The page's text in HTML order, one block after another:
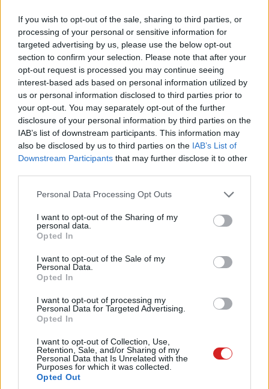
If you wish to opt-out of the sale, sharing to third parties, or
processing of your personal or sensitive information for
targeted advertising by us, please use the below opt-out
section to confirm your selection. Please note that after your
opt-out request is processed you may continue seeing
interest-based ads based on personal information utilized by
us or personal information disclosed to third parties prior to
your opt-out. You may separately opt-out of the further
disclosure of your personal information by third parties on the
IAB’s list of downstream participants. This information may
also be disclosed by us to third parties on the IAB’s List of
Downstream Participants that may further disclose it to other
Please note that this website/app uses one or more Google
not limited to your visit or usage behaviour. You may click to
grant or deny consent to Google and its third-party tags to
use your data for below specified purposes in below Google
consent section.
Personal Data Processing Opt Outs
I want to opt-out of the Sharing of my
personal data.
Opted In
I want to opt-out of the Sale of my
Personal Data.
Opted In
I want to opt-out of processing my
Personal Data for Targeted Advertising.
Opted In
I want to opt-out of Collection, Use,
Retention, Sale, and/or Sharing of my
Personal Data that Is Unrelated with the
Purposes for which it was collected.
Opted Out
4 és egy 8 km-es egészségügyi tanösvény nyílt
Balatonalmádiban.
Címkék: #natalia taylor #instagram
#trollkodás
#médiahack
#youtube #influencer #celeb
#utazás
#bali
A látássérült utazókat segíti a
robotbőrönd
Kedvencekhez
Harangi László| 2020 február 25. 18:48
Mesterséges intelligenciát használ az új
robotbőrönd, aminek hála a látássérültek
magabiztosabban utazhatnak.